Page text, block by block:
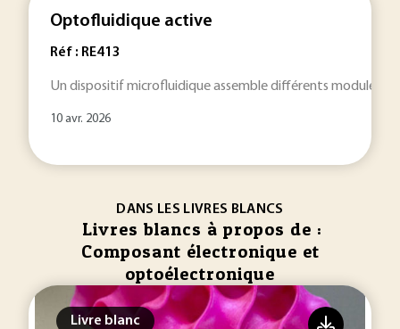
Optofluidique active
Réf : RE413
Un dispositif microfluidique assemble différents modules,
10 avr. 2026
DANS LES LIVRES BLANCS
Livres blancs à propos de :
Composant électronique et
optoélectronique
Livre blanc